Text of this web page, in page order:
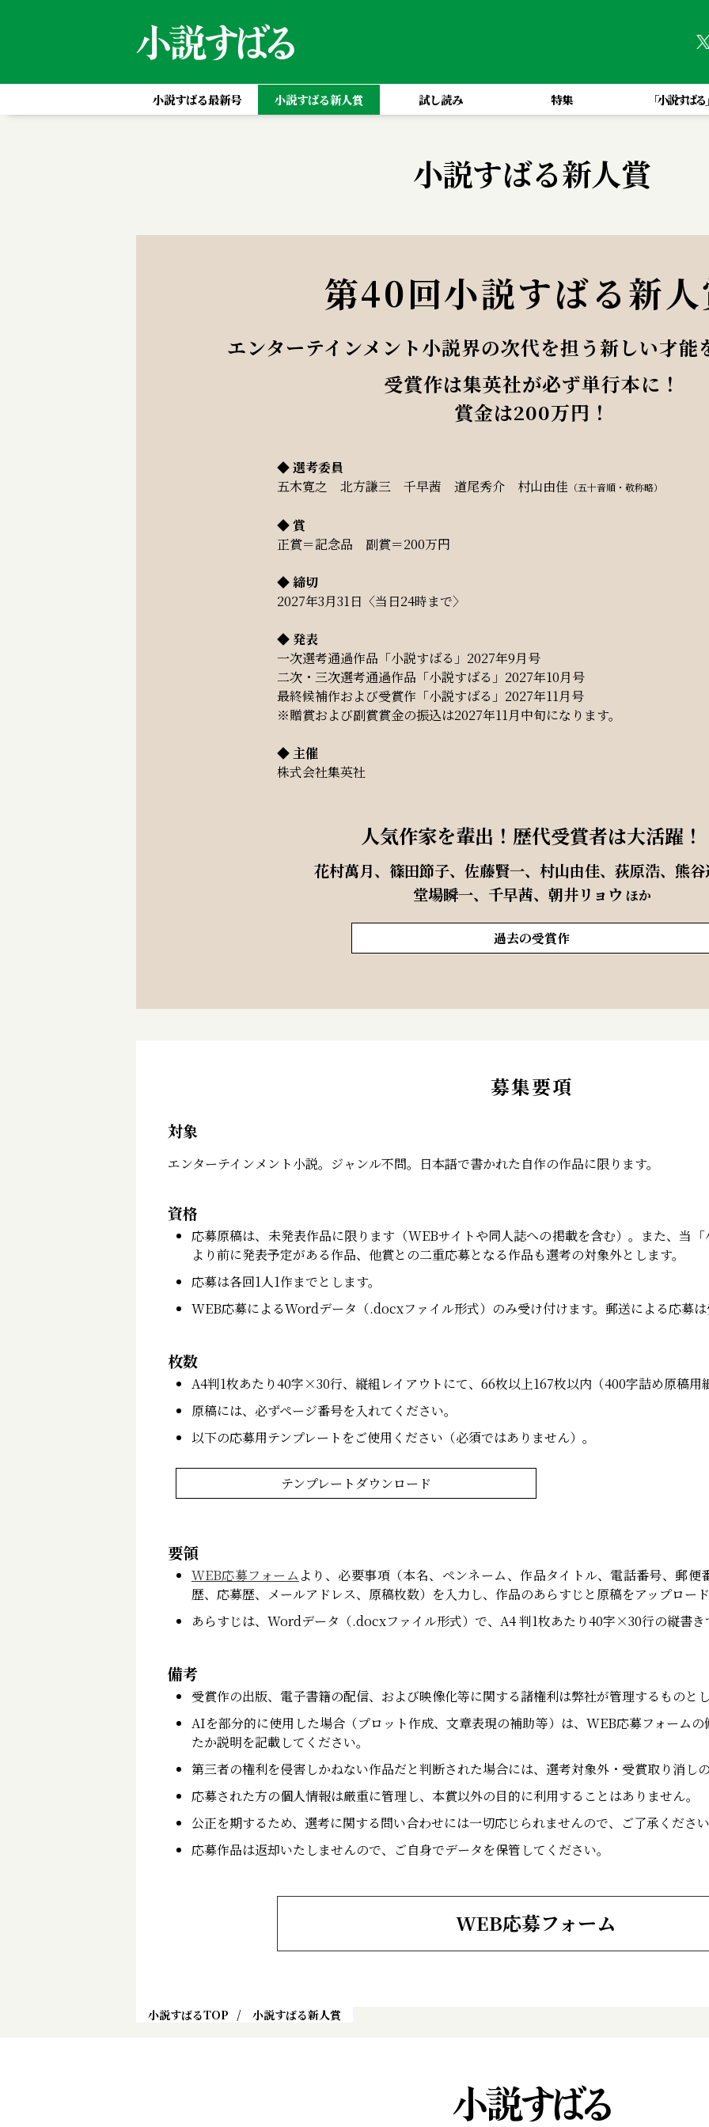
小説すばる最新号 小説すばる新人賞 試し読み 特集 「小説すば
小説すばる新人賞
第40回小説すばる新
エンターテインメント小説界の次代を担う新しい才能
受賞作は集英社が必ず単行本に！
賞金は200万円！
◆ 選考委員
五木寛之 北方謙三 千早茜 道尾秀介 村山由佳 （五十音順・敬称略）
◆ 賞
正賞＝記念品 副賞＝200万円
◆ 締切
2027年3月31日〈当日24時まで〉
◆ 発表
一次選考通過作品「小説すばる」2027年9月号
二次・三次選考通過作品「小説すばる」2027年10月号
最終候補作および受賞作「小説すばる」2027年11月号
※贈賞および副賞賞金の振込は2027年11月中旬になります。
◆ 主催
株式会社集英社
人気作家を輩出！歴代受賞者は大活躍！
花村萬月、篠田節子、佐藤賢一、村山由佳、荻原浩、熊
堂場瞬一、千早茜、朝井リョウ ほか
過去の受賞作
募集要項
対象
エンターテインメント小説。ジャンル不問。日本語で書かれた自作の作品に限ります。
資格
応募原稿は、未発表作品に限ります（WEBサイトや同人誌への掲載を含む）。また、当
より前に発表予定がある作品、他賞との二重応募となる作品も選考の対象外とします。
応募は各回1人1作までとします。
WEB応募によるWordデータ（.docxファイル形式）のみ受け付けます。郵送による応募
枚数
A4判1枚あたり40字×30行、縦組レイアウトにて、66枚以上167枚以内（400字詰め原稿用
原稿には、必ずページ番号を入れてください。
以下の応募用テンプレートをご使用ください（必須ではありません）。
テンプレートダウンロード
要領
WEB応募フォーム より、必要事項（本名、ペンネーム、作品タイトル、電話番号、郵
歴、応募歴、メールアドレス、原稿枚数）を入力し、作品のあらすじと原稿をアップロー
あらすじは、Wordデータ（.docxファイル形式）で、A4 判1枚あたり40字×30行の縦書き
備考
受賞作の出版、電子書籍の配信、および映像化等に関する諸権利は弊社が管理するものと
AIを部分的に使用した場合（プロット作成、文章表現の補助等）は、WEB応募フォーム
たか説明を記載してください。
第三者の権利を侵害しかねない作品だと判断された場合には、選考対象外・受賞取り消し
応募された方の個人情報は厳重に管理し、本賞以外の目的に利用することはありません。
公正を期するため、選考に関する問い合わせには一切応じられませんので、ご了承くださ
応募作品は返却いたしませんので、ご自身でデータを保管してください。
WEB応募フォーム
小説すばるTOP 小説すばる新人賞